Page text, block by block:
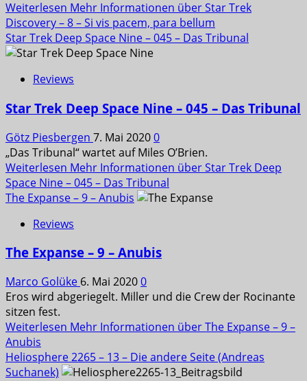
Weiterlesen Mehr Informationen über Star Trek
Discovery – 8 – Si vis pacem, para bellum
Star Trek Deep Space Nine – 045 – Das Tribunal
Reviews
Star Trek Deep Space Nine – 045 – Das Tribunal
Götz Piesbergen 7. Mai 20200
„Das Tribunal“ wartet auf Miles O’Brien.
Weiterlesen Mehr Informationen über Star Trek Deep
Space Nine – 045 – Das Tribunal
The Expanse – 9 – Anubis
Reviews
The Expanse – 9 – Anubis
Marco Golüke 6. Mai 20200
Eros wird abgeriegelt. Miller und die Crew der Rocinante
sitzen fest.
Weiterlesen Mehr Informationen über The Expanse – 9 –
Anubis
Heliosphere 2265 – 13 – Die andere Seite (Andreas
Suchanek)